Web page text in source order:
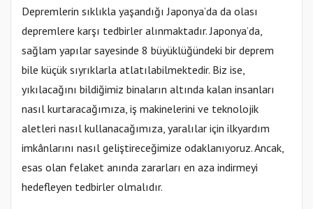
Depremlerin sıklıkla yaşandığı Japonya’da da olası
depremlere karşı tedbirler alınmaktadır. Japonya’da,
sağlam yapılar sayesinde 8 büyüklüğündeki bir deprem
bile küçük sıyrıklarla atlatılabilmektedir. Biz ise,
yıkılacağını bildiğimiz binaların altında kalan insanları
nasıl kurtaracağımıza, iş makinelerini ve teknolojik
aletleri nasıl kullanacağımıza, yaralılar için ilkyardım
imkânlarını nasıl geliştireceğimize odaklanıyoruz. Ancak,
esas olan felaket anında zararları en aza indirmeyi
hedefleyen tedbirler olmalıdır.